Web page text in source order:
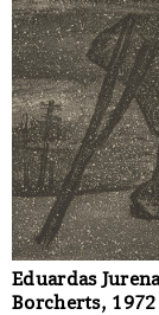
Eduardas
Borcherts, 1972